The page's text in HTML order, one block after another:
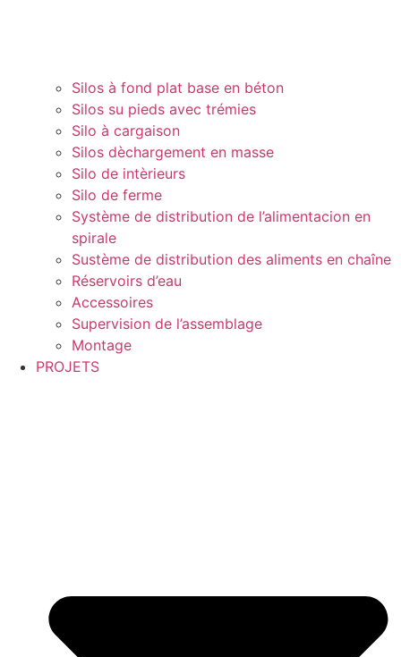
Silos à fond plat base en béton
Silos su pieds avec trémies
Silo à cargaison
Silos dèchargement en masse
Silo de intèrieurs
Silo de ferme
Système de distribution de l’alimentacion en
spirale
Sustème de distribution des aliments en chaîne
Réservoirs d’eau
Accessoires
Supervision de l’assemblage
Montage
PROJETS